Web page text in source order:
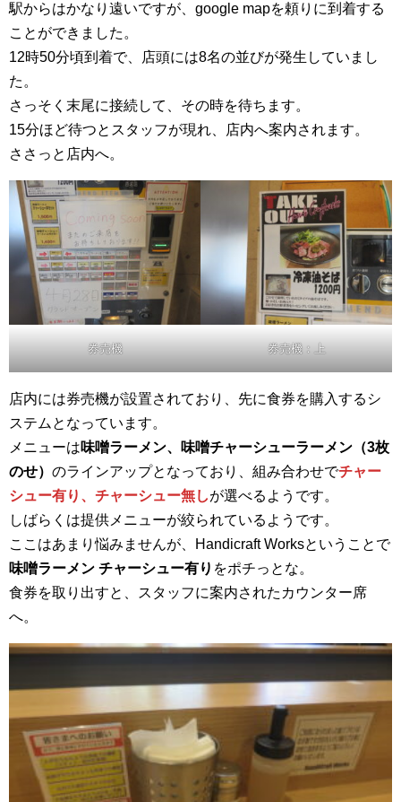
駅からはかなり遠いですが、google mapを頼りに到着する
ことができました。
12時50分頃到着で、店頭には8名の並びが発生していまし
た。
さっそく末尾に接続して、その時を待ちます。
15分ほど待つとスタッフが現れ、店内へ案内されます。
ささっと店内へ。
券売機 券売機：上
店内には券売機が設置されており、先に食券を購入するシ
ステムとなっています。
メニューは味噌ラーメン、味噌チャーシューラーメン（3枚
のせ） のラインアップとなっており、組み合わせでチャー
シュー有り、チャーシュー無しが選べるようです。
しばらくは提供メニューが絞られているようです。
ここはあまり悩みませんが、Handicraft Worksということで
味噌ラーメン チャーシュー有り をポチっとな。
食券を取り出すと、スタッフに案内されたカウンター席
へ。